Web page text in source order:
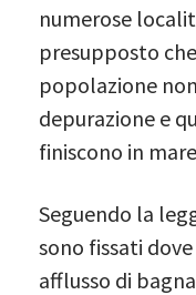
numerose
presupposto
popolazione
depurazione e
finiscono in
Seguendo la
sono fissati
afflusso di